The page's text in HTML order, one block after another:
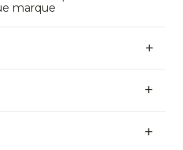
marque
+
+